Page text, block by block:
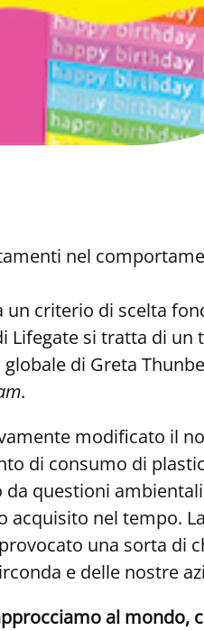
nel
criterio di scelta
Lifegate si tratta di un
di Greta
.
modificato il
di consumo di
questioni
acquisito nel tempo.
una sorta di
e delle nostre
al mondo,